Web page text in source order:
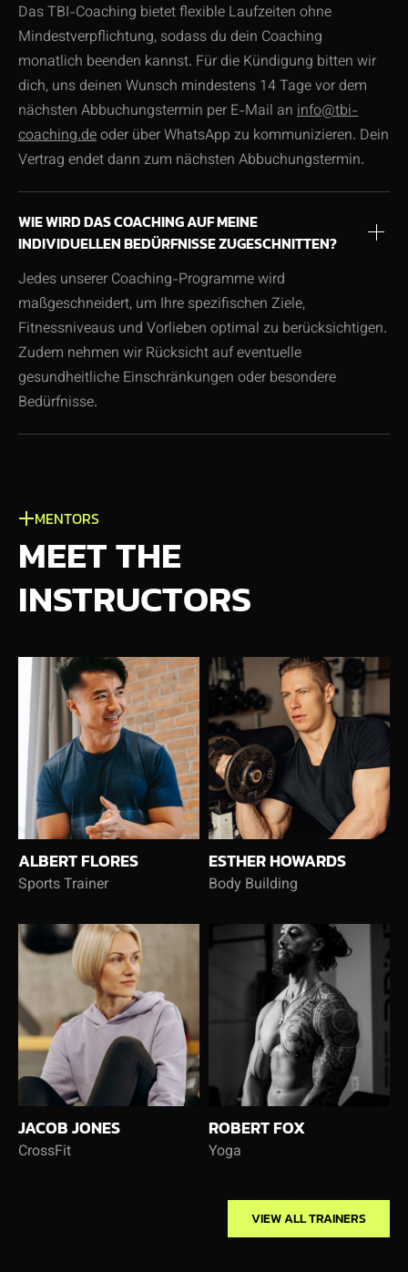
Das TBI-Coaching bietet flexible Laufzeiten ohne
Mindestverpflichtung, sodass du dein Coaching
monatlich beenden kannst. Für die Kündigung bitten wir
dich, uns deinen Wunsch mindestens 14 Tage vor dem
nächsten Abbuchungstermin per E-Mail an info@tbi-
coaching.deoder über WhatsApp zu kommunizieren. Dein
Vertrag endet dann zum nächsten Abbuchungstermin.
WIE WIRD DAS COACHING AUF MEINE
INDIVIDUELLEN BEDÜRFNISSE ZUGESCHNITTEN?
Jedes unserer Coaching-Programme wird
maßgeschneidert, um Ihre spezifischen Ziele,
Fitnessniveaus und Vorlieben optimal zu berücksichtigen.
Zudem nehmen wir Rücksicht auf eventuelle
gesundheitliche Einschränkungen oder besondere
Bedürfnisse.
MENTORS
MEET THE
INSTRUCTORS
ALBERT FLORES
Sports Trainer
ESTHER HOWARDS
Body Building
JACOB JONES
CrossFit
ROBERT FOX
Yoga
VIEW ALL TRAINERS